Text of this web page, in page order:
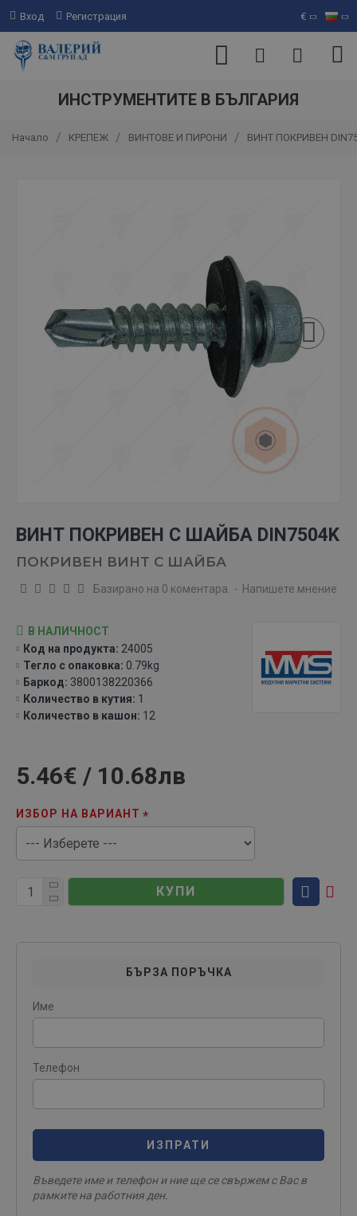
Вход Регистрация €
ИНСТРУМЕНТИТЕ В БЪЛГАРИЯ
Начало КРЕПЕЖ ВИНТОВЕ И ПИРОНИ ВИНТ ПОКРИВЕН
ВИНТ ПОКРИВЕН С ШАЙБА DIN7504K
ПОКРИВЕН ВИНТ С ШАЙБА
В НАЛИЧНОСТ
Код на продукта: 24005
Тегло с опаковка: 0.79kg
Баркод: 3800138220366
Количество в кашон: 12
Количество в кутия: 1
Базирано на 0 коментара. - Напишете мнение
5.46€ / 10.68лв
ИЗБОР НА ВАРИАНТ
КУПИ
БЪРЗА ПОРЪЧКА
Име
Телефон
ИЗПРАТИ
Въведете име и телефон и ние ще се свържем с Вас в
рамките на работния ден.